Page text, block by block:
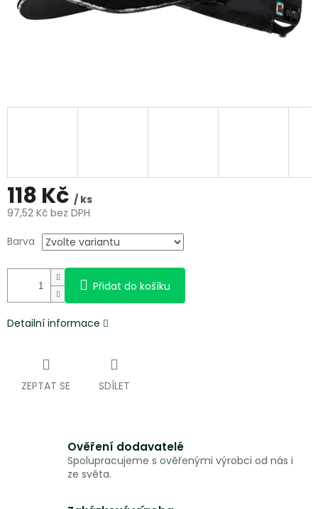
118 Kč / ks
97,52 Kč bez DPH
cena:
Barva
Přidat do košíku
Detailní informace
ZEPTAT SE SDÍLET
Ověření dodavatelé
Spolupracujeme s ověřenými výrobci od nás i
ze světa.